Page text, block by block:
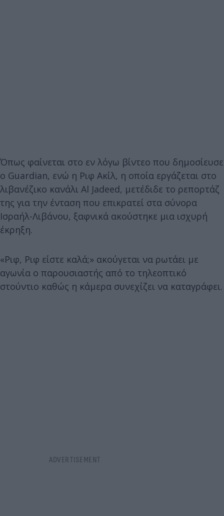
Όπως φαίνεται στο εν λόγω βίντεο που δημοσίευσε
ο Guardian, ενώ η Ριφ Ακίλ, η οποία εργάζεται στο
λιβανέζικο κανάλι Al Jadeed, μετέδιδε το ρεπορτάζ
της για την ένταση που επικρατεί στα σύνορα
Ισραήλ-Λιβάνου, ξαφνικά ακούστηκε μια ισχυρή
έκρηξη.
«Ριφ, Ριφ είστε καλά;» ακούγεται να ρωτάει με
αγωνία ο παρουσιαστής από το τηλεοπτικό
στούντιο καθώς η κάμερα συνεχίζει να καταγράφει.